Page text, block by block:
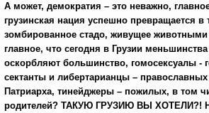
А может, демократия – это неважно,
грузинская нация успешно превращается в
зомбированное стадо, живущее
главное, что сегодня в Грузии меньшинства
оскорбляют большинство, гомосексуалы -
сектанты и либертарианцы –
Патриарха, тинейджеры – пожилых, в том
родителей? ТАКУЮ ГРУЗИЮ ВЫ ХОТЕЛИ?!